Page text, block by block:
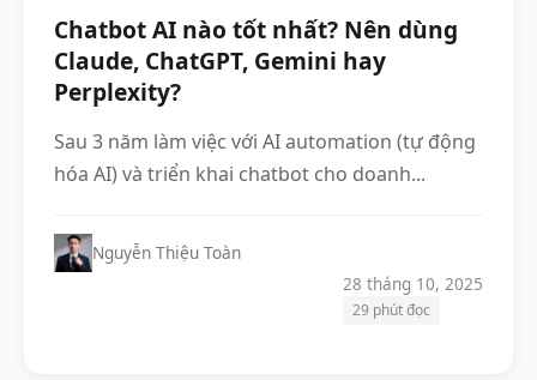
Chatbot AI nào tốt nhất? Nên dùng
Claude, ChatGPT, Gemini hay
Perplexity?
Sau 3 năm làm việc với AI automation (tự động
hóa AI) và triển khai chatbot cho doanh...
Nguyễn Thiệu Toàn
28 tháng 10, 2025
29 phút đọc